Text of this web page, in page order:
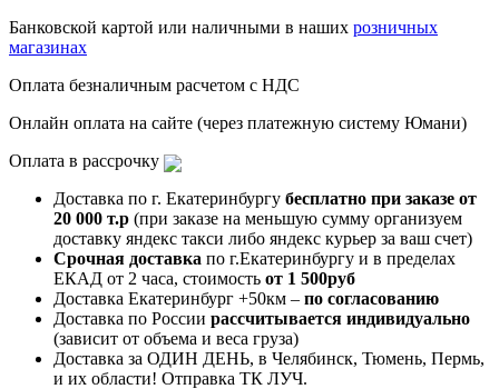
Банковской картой или наличными в наших розничных
магазинах
Оплата безналичным расчетом с НДС
Онлайн оплата на сайте (через платежную систему Юмани)
Оплата в рассрочку
Доставка по г. Екатеринбургу бесплатно при заказе от
20 000 т.р (при заказе на меньшую сумму организуем
доставку яндекс такси либо яндекс курьер за ваш счет)
Срочная доставка по г.Екатеринбургу и в пределах
ЕКАД от 2 часа, стоимость от 1 500руб
Доставка Екатеринбург +50км – по согласованию
Доставка по России рассчитывается индивидуально
(зависит от объема и веса груза)
Доставка за ОДИН ДЕНЬ, в Челябинск, Тюмень, Пермь,
и их области! Отправка ТК ЛУЧ.